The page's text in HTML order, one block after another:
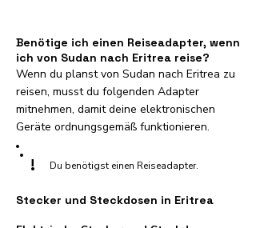
Benötige ich einen Reiseadapter, wenn
ich von Sudan nach Eritrea reise?
Wenn du planst von Sudan nach Eritrea zu
reisen, musst du folgenden Adapter
mitnehmen, damit deine elektronischen
Geräte ordnungsgemäß funktionieren.
! Du benötigst einen Reiseadapter.
Stecker und Steckdosen in Eritrea